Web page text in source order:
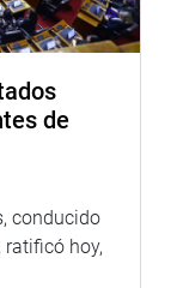
en la
de los
de
conducido
ratificó hoy,